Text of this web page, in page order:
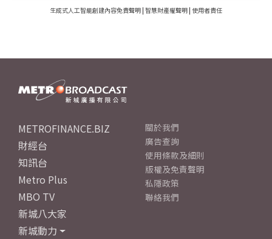
生成式人工智能創建內容免責聲明 | 智慧財產權聲明 | 使用者責任
METROFINANCE.BIZ
財經台
知訊台
Metro Plus
MBO TV
新城八大家
新城動力
關於我們
廣告查詢
使用條款及細則
版權及免責聲明
私隱政策
聯絡我們